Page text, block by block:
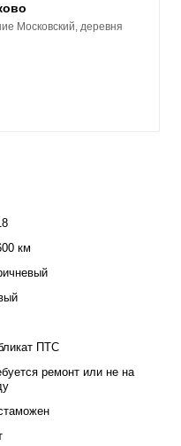
Московский, деревня
км
ПТС
ремонт или не на